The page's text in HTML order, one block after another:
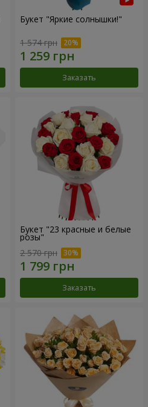
Букет "Яркие солнышки!"
1 574 грн
Заказать
Букет "23 красные и белые
розы"
2 570 грн
Заказать